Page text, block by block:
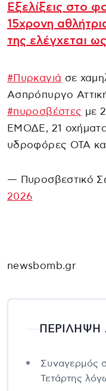
Εξελίξεις στο
15χρονη
της ελέγχεται
#Πυρκαγιά σε
Ασπρόπυργο
#πυροσβέστες με
ΕΜΟΔΕ, 21
υδροφόρες ΟΤΑ
— Πυροσβεστικό
2026
newsbomb.gr
ΠΕΡΙΛΗΨΗ
Συναγερμός
Τετάρτης